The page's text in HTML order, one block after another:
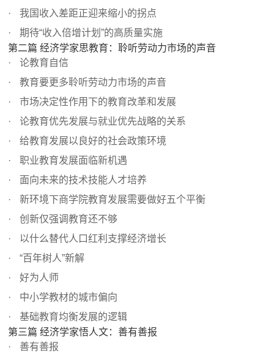
我国收入差距正迎来缩小的拐点
期待“收入倍增计划”的高质量实施
第二篇 经济学家思教育：聆听劳动力市场的声音
论教育自信
教育要更多聆听劳动力市场的声音
市场决定性作用下的教育改革和发展
论教育优先发展与就业优先战略的关系
给教育发展以良好的社会政策环境
职业教育发展面临新机遇
面向未来的技术技能人才培养
新环境下商学院教育发展需要做好五个平衡
创新仅强调教育还不够
以什么替代人口红利支撑经济增长
“百年树人”新解
好为人师
中小学教材的城市偏向
基础教育均衡发展的逻辑
第三篇 经济学家悟人文：善有善报
善有善报